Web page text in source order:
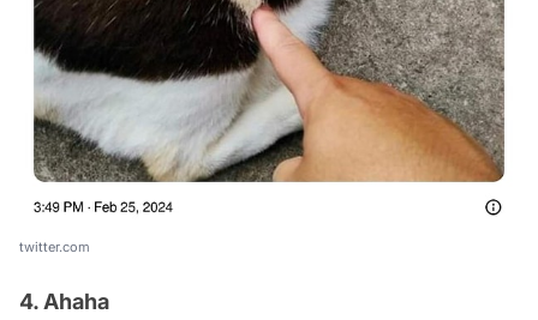
twitter.com
4. Ahaha